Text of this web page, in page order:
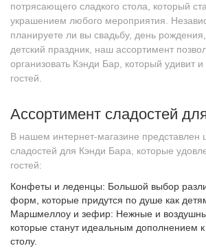
потрясающего сладкого стола, который
украшением любого мероприятия.
планируете ли вы свадьбу, день
детский праздник, наш ассортимент
организовать Кэнди Бар, который удивит
гостей.
Ассортимент сладостей
В нашем интернет-магазине представлен
сладостей для Кэнди Бара, которые
гостей:
Конфеты и леденцы: Большой выбор
форм, которые придутся по душе как
Маршмеллоу и зефир: Нежные и
которые станут идеальным дополнением
столу.